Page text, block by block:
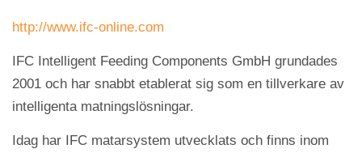
http://www.ifc-online.com
IFC Intelligent Feeding Components GmbH grundades
2001 och har snabbt etablerat sig som en tillverkare av
intelligenta matningslösningar.
Idag har IFC matarsystem utvecklats och finns inom